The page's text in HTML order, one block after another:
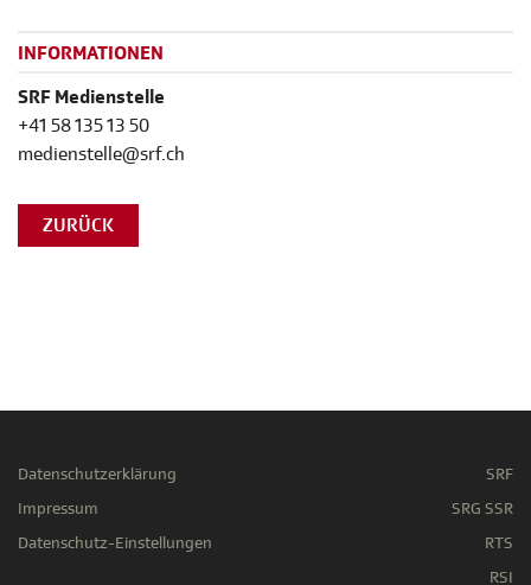
INFORMATIONEN
SRF Medienstelle
+41 58 135 13 50
medienstelle@srf.ch
ZURÜCK
Datenschutzerklärung
Impressum
Datenschutz-Einstellungen
SRF
SRG SSR
RTS
RSI